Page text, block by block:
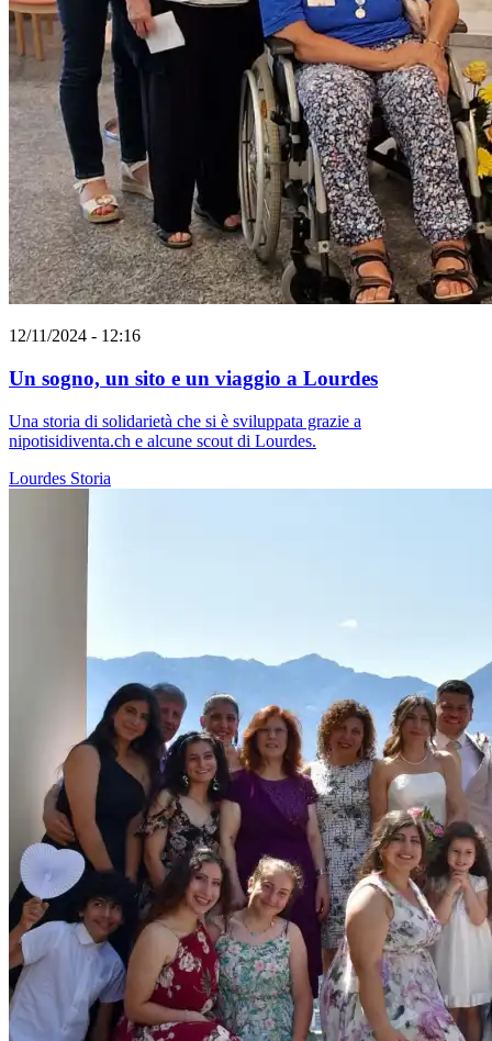
12/11/2024 - 12:16
Un sogno, un sito e un viaggio a Lourdes
Una storia di solidarietà che si è sviluppata grazie a
nipotisidiventa.ch e alcune scout di Lourdes.
Lourdes Storia